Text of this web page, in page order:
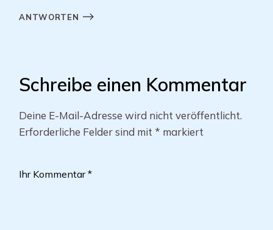
ANTWORTEN
Schreibe einen Kommentar
Deine E-Mail-Adresse wird nicht veröffentlicht.
Erforderliche Felder sind mit * markiert